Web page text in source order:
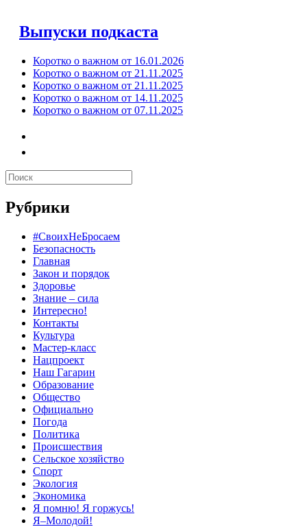
Выпуски подкаста
Коротко о важном от 16.01.2026
Коротко о важном от 21.11.2025
Коротко о важном от 21.11.2025
Коротко о важном от 14.11.2025
Коротко о важном от 07.11.2025
Рубрики
#СвоихНеБросаем
Безопасность
Главная
Закон и порядок
Здоровье
Знание – сила
Интересно!
Контакты
Культура
Мастер-класс
Нацпроект
Наш Гагарин
Образование
Общество
Официально
Погода
Политика
Происшествия
Сельское хозяйство
Спорт
Экология
Экономика
Я помню! Я горжусь!
Я–Молодой!